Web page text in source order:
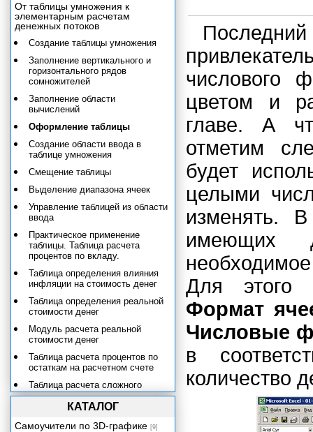
числового
цветом и
главе. А
отметим
будет
целыми
изменять.
имеющих
Для этого
Формат
Числовые
в
количество
От таблицы умножения к
элементарным расчетам
денежных потоков
Создание таблицы умножения
Заполнение вертикального и
горизонтального рядов
сомножителей
Заполнение области
вычислений
Оформление таблицы
Создание области ввода в
таблице умножения
Смещение таблицы
Выделение диапазона ячеек
Управление таблицей из области
ввода
Практическое применение
таблицы. Таблица расчета
процентов по вкладу.
Таблица определения влияния
инфляции на стоимость денег
Таблица определения реальной
стоимости денег
Модуль расчета реальной
стоимости денег
Таблица расчета процентов по
остаткам на расчетном счете
Таблица расчета сложного
процента на сумму вклада
Модуль расчета сложного
процента на сумму вклада
КАТАЛОГ
Самоучители по 3D-графике [9]